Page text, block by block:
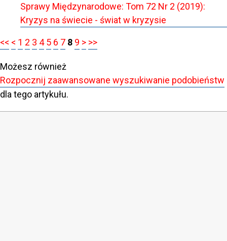
Sprawy Międzynarodowe: Tom 72 Nr 2 (2019):
Kryzys na świecie - świat w kryzysie
<< < 1 2 3 4 5 6 7 8 9 > >>
Możesz również
Rozpocznij zaawansowane wyszukiwanie podobieństw
dla tego artykułu.